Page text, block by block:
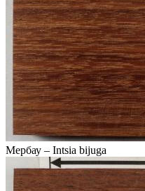
Мербау – Intsia bijuga